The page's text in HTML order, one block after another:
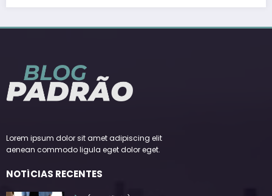
Lorem ipsum dolor sit amet adipiscing elit